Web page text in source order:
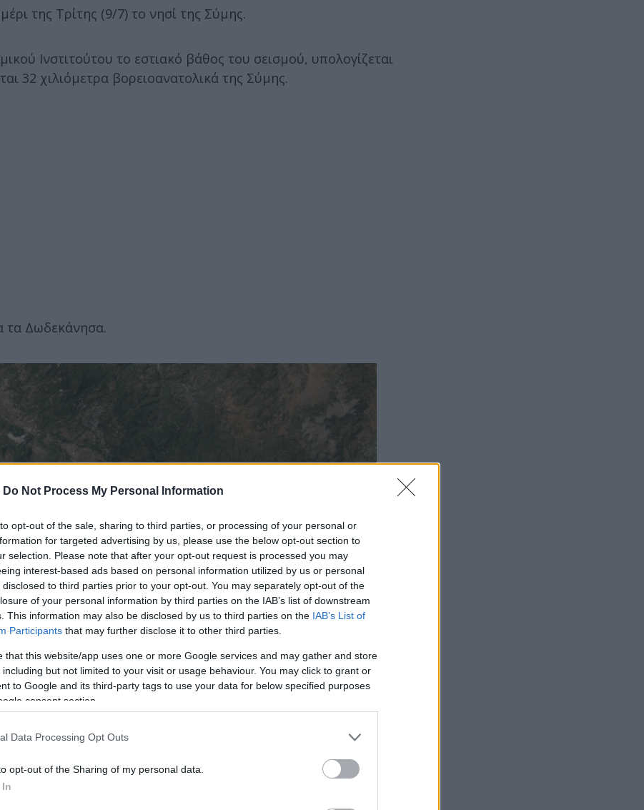
Do Not Process My Personal Information
opt-out of the sale, sharing to third parties, or processing of your personal or
for targeted advertising by us, please use the below opt-out section to
selection. Please note that after your opt-out request is processed you may
interest-based ads based on personal information utilized by us or personal
disclosed to third parties prior to your opt-out. You may separately opt-out of the
of your personal information by third parties on the IAB’s list of downstream
This information may also be disclosed by us to third parties on the IAB’s List of
Participants that may further disclose it to other third parties.
that this website/app uses one or more Google services and may gather and store
including but not limited to your visit or usage behaviour. You may click to grant or
to Google and its third-party tags to use your data for below specified purposes
consent section.
Data Processing Opt Outs
opt-out of the Sharing of my personal data.
της Τρίτης (9/7) το νησί της Σύμης.
Ινστιτούτου το εστιακό βάθος του σεισμού, υπολογίζεται
32 χιλιόμετρα βορειοανατολικά της Σύμης.
τα Δωδεκάνησα.